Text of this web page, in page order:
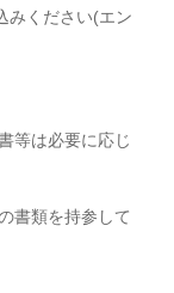
みください(エン
は必要に応じ
類を持参して